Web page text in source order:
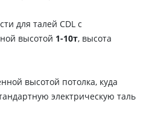
для талей CDL с
высотой 1-10т, высота
высотой потолка, куда
электрическую таль